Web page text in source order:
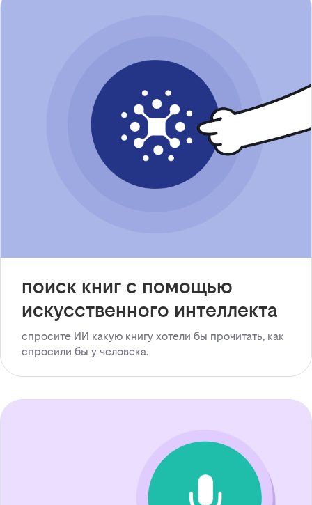
поиск книг с помощью
искусственного интеллекта
спросите ИИ какую книгу хотели бы прочитать, как
спросили бы у человека.